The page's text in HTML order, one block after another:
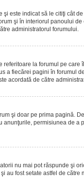
este indicat să le citiţi cât
şi în interiorul panoului
administratorul forumului.
la forumul pe care
a fiecărei pagini în forumul
acordată de către
şi doar pe prima pagină.
anunţurile, permisiunea de a
nu mai pot răspunde şi
au fost setate astfel de către